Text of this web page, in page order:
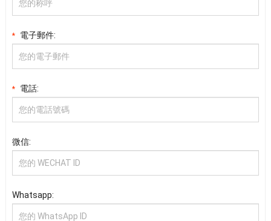
* 電子郵件:
* 電話:
微信:
Whatsapp: